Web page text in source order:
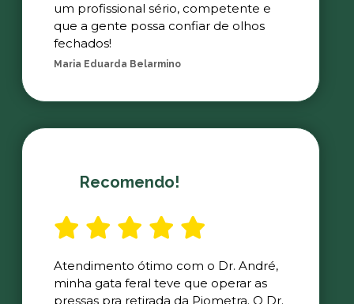
um profissional sério, competente e
que a gente possa confiar de olhos
fechados!
Maria Eduarda Belarmino
Recomendo!
Atendimento ótimo com o Dr. André,
minha gata feral teve que operar as
pressas pra retirada da Piometra. O Dr.